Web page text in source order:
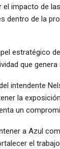
el impacto de
dentro de la
estratégico
que
intendente
la
un
a Azul
el